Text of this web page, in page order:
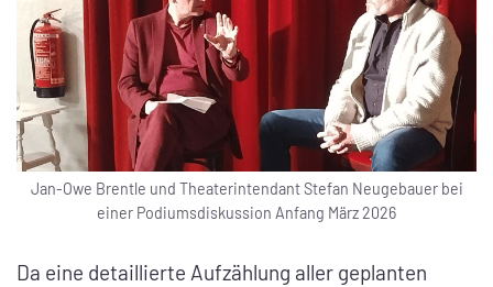
Jan-Owe Brentle und Theaterintendant Stefan Neugebauer bei
einer Podiumsdiskussion Anfang März 2026
Da eine detaillierte Aufzählung aller geplanten